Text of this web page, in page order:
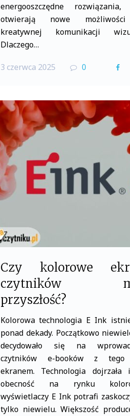
energooszczędne
otwierają nowe
kreatywnej komunikacji
Dlaczego…
3 czerwca 2025 0
F
c
b
k
Czy kolorowe
czytników
przyszłość?
Kolorowa technologia E Ink
ponad dekady. Początkowo
decydowało się na
czytników e-booków z
ekranem. Technologia dojrzała
obecność na rynku
wyświetlaczy E Ink potrafi
tylko niewielu. Większość